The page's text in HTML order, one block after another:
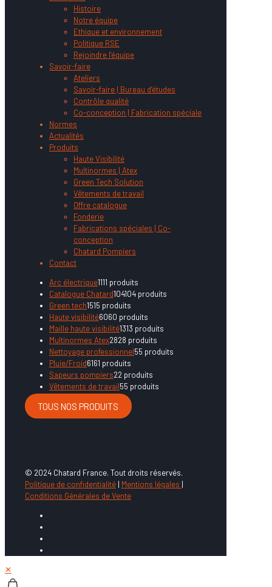
Histoire
Notre équipe
Ethique et environnement
Politique RSE
Rejoindre l’équipe
Savoir-faire
Ateliers
Savoir-faire | Bureau d’études
Contrôle qualité
Co-conception | Fabrication spéciale
Normes
Actualités
Produits
Haute Visibilité
Multinormes | Atex
Green Tech Solution
Vêtements de travail
Offre catalogue
Fonderie
Fabrications spéciales | Co-
conception
Chatard Pompiers
Contact
Arc électrique1111 produits
Catalogue Chatard104104 produits
Green tech1515 produits
Haute visibilité6060 produits
Maille haute visibilité1313 produits
Multinormes Atex2828 produits
Nettoyage professionnel55 produits
Pluie/Froid6161 produits
Sapeurs pompiers22 produits
Vêtements de travail55 produits
TOUS NOS PRODUITS
© 2024 Chatard France. Tout droits réservés.
Politique de confidentialité | Mentions légales |
Conditions Générales de Vente
✕